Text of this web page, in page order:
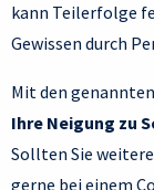
kann Teilerfolge
Gewissen durch
Mit den
Ihre Neigung zu
Sollten Sie
gerne bei einem